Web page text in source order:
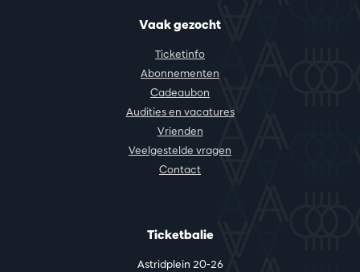
Vaak gezocht
Ticketinfo
Abonnementen
Cadeaubon
Audities en vacatures
Vrienden
Veelgestelde vragen
Contact
Ticketbalie
Astridplein 20-26